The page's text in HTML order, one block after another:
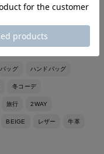
バッグ ハンドバッグ
冬コーデ
旅行 2WAY
BEIGE レザー 牛革